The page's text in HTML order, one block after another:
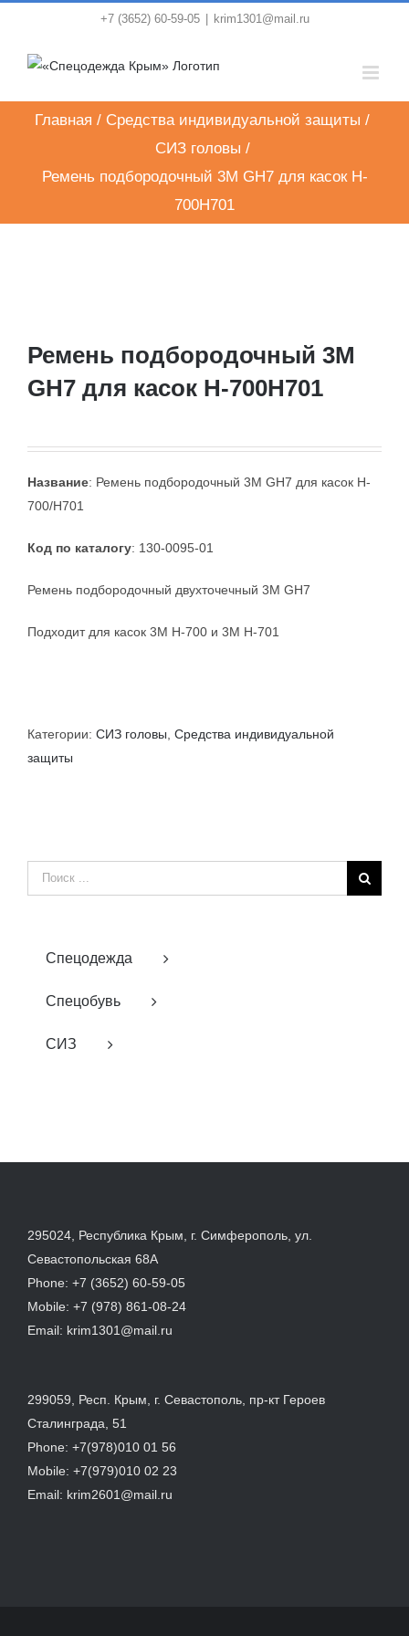
content
+7 (3652) 60-59-05 krim1301@mail.ru
Главная / Средства индивидуальной защиты /
СИЗ головы /
Ремень подбородочный 3M GH7 для касок H-
700H701
Ремень подбородочный 3M
GH7 для касок H-700H701
Название: Ремень подбородочный 3M GH7 для касок H-
700/H701
Код по каталогу: 130-0095-01
Ремень подбородочный двухточечный 3M GH7
Подходит для касок 3M H-700 и 3М H-701
Категории: СИЗ головы Средства индивидуальной
защиты
Результат
поиска:
Спецодежда
Спецобувь
СИЗ
295024, Республика Крым, г. Симферополь, ул.
Севастопольская 68А
Phone: +7 (3652) 60-59-05
Mobile: +7 (978) 861-08-24
Email: krim1301@mail.ru
299059, Респ. Крым, г. Севастополь, пр-кт Героев
Сталинграда, 51
Phone: +7(978)010 01 56
Mobile: +7(979)010 02 23
Email: krim2601@mail.ru